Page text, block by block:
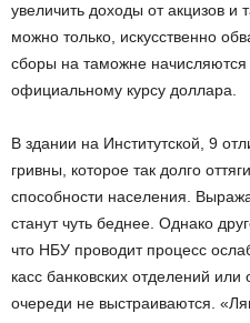
увеличить доходы от акцизов
можно только, искусственно
сборы на таможне
официальному курсу доллара.
В здании на Институтской, 9
гривны, которое так долго
способности населения.
станут чуть беднее. Однако
что НБУ проводит процесс
касс банковских отделений
очереди не выстраиваются.